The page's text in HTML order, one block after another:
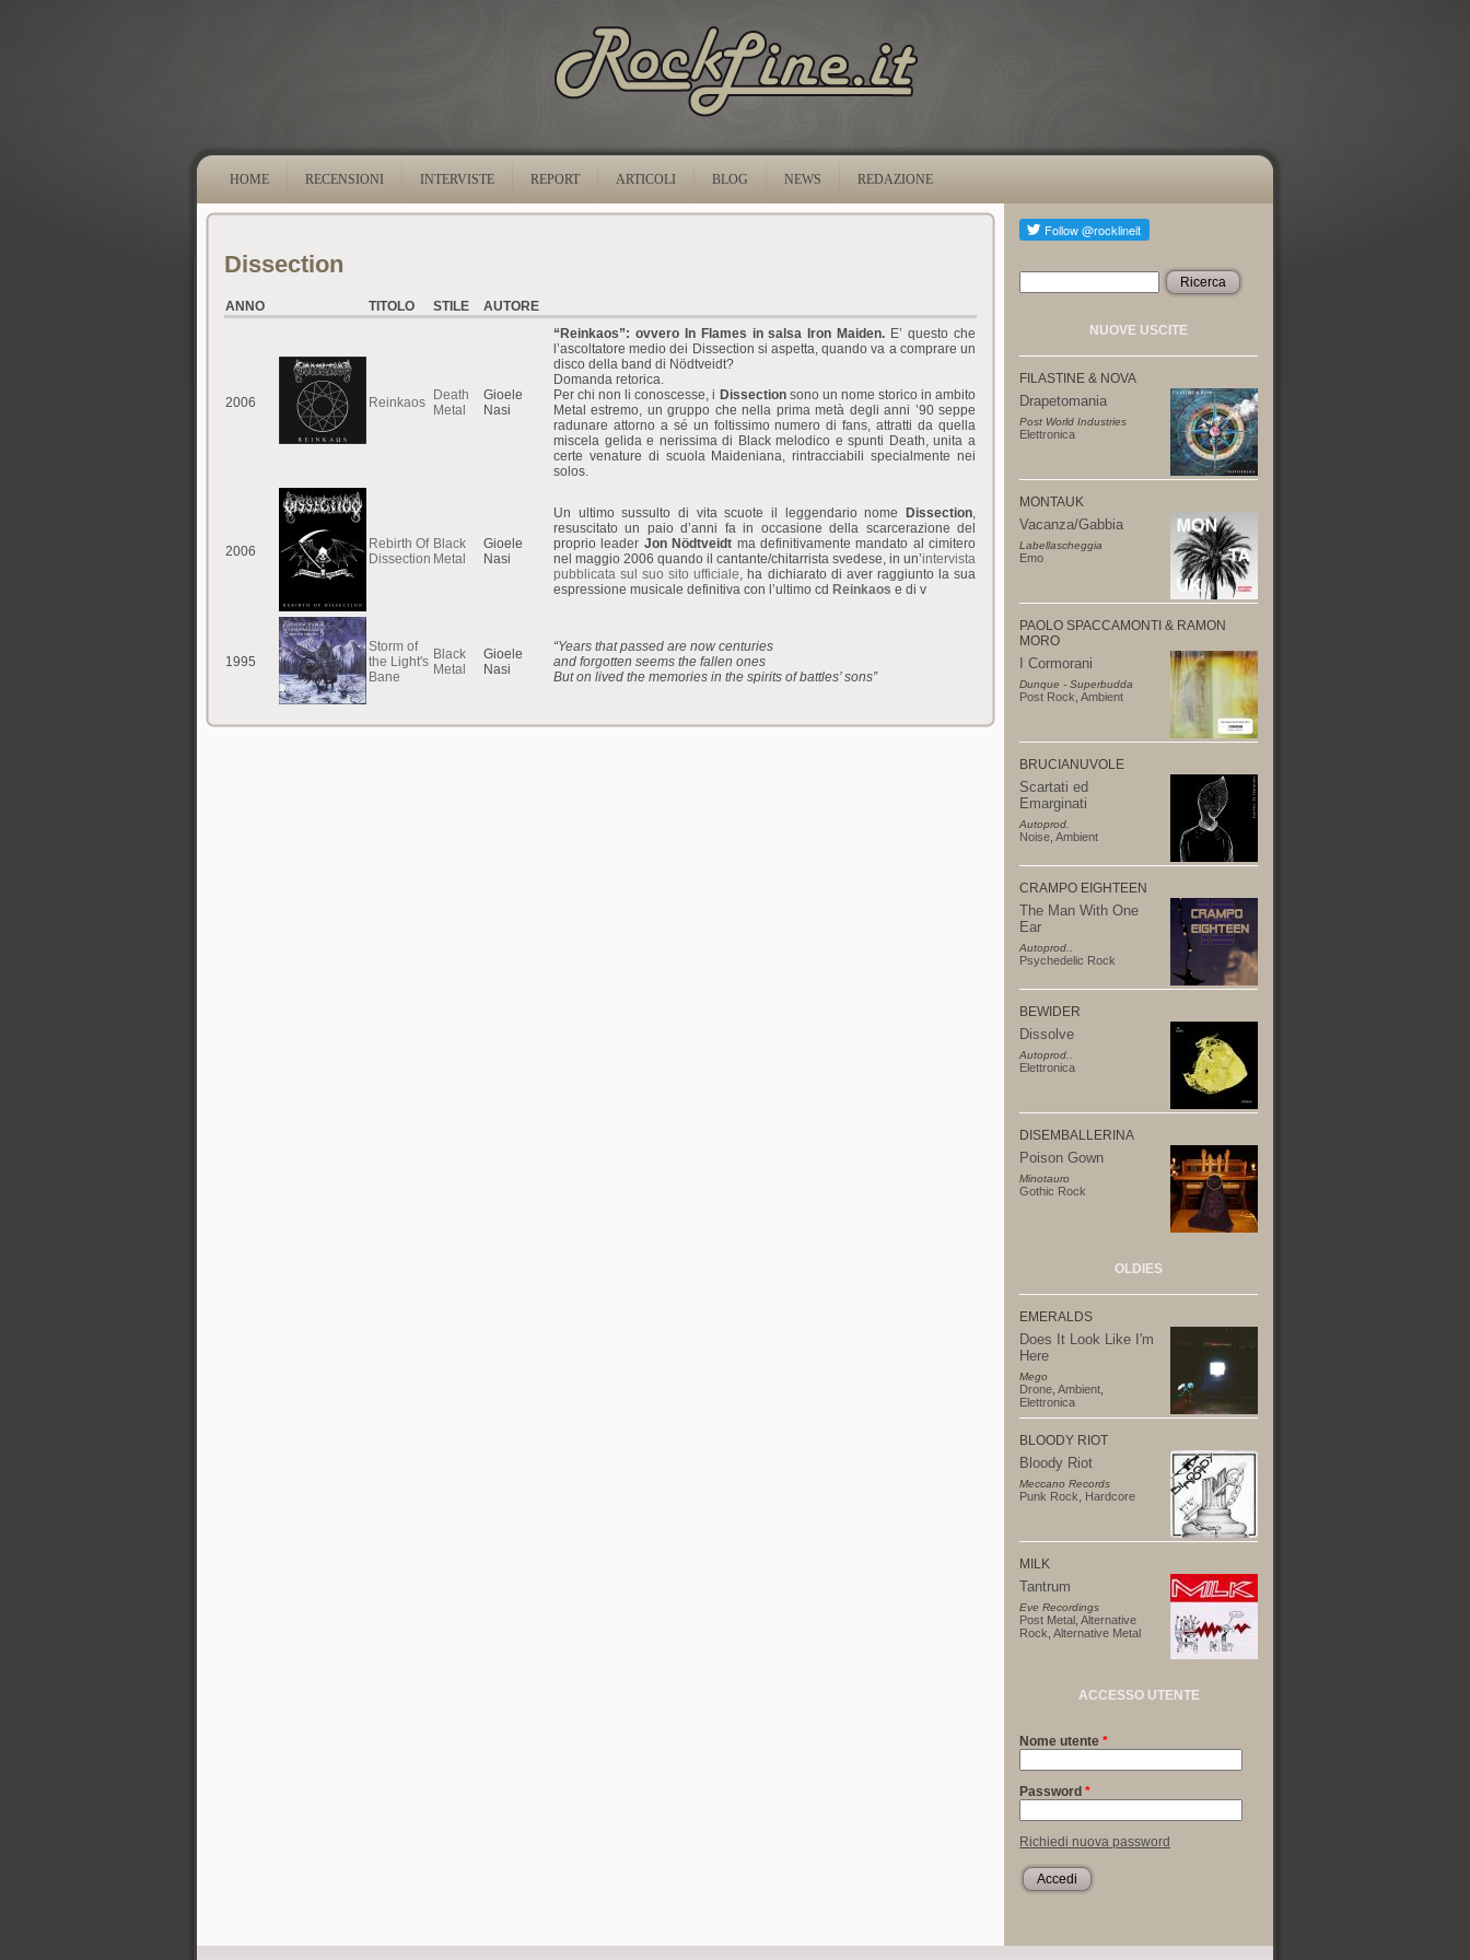
HOME RECENSIONI INTERVISTE REPORT ARTICOLI BLOG NEWS REDAZIONE
Dissection
ANNO TITOLO STILE AUTORE
2006 Reinkaos
Death
Metal
Gioele
Nasi
“Reinkaos”: ovvero In Flames in salsa Iron Maiden. E’ questo che
l’ascoltatore medio dei Dissection si aspetta, quando va a comprare un
disco della band di Nödtveidt?
Domanda retorica.
Per chi non li conoscesse, i Dissectionsono un nome storico in ambito
Metal estremo, un gruppo che nella prima metà degli anni ’90 seppe
radunare attorno a sé un foltissimo numero di fans, attratti da quella
miscela gelida e nerissima di Black melodico e spunti Death, unita a
certe venature di scuola Maideniana, rintracciabili specialmente nei
solos.
2006
Rebirth Of
Dissection
Black
Metal
Gioele
Nasi
Un ultimo sussulto di vita scuote il leggendario nome Dissection,
resuscitato un paio d’anni fa in occasione della scarcerazione del
proprio leader Jon Nödtveidt ma definitivamente mandato al cimitero
nel maggio 2006 quando il cantante/chitarrista svedese, in un’intervista
pubblicata sul suo sito ufficiale, ha dichiarato di aver raggiunto la sua
espressione musicale definitiva con l’ultimo cd Reinkaos e di v
1995
Storm of
the Light's
Bane
Black
Metal
Gioele
Nasi
“Years that passed are now centuries
and forgotten seems the fallen ones
But on lived the memories in the spirits of battles’ sons”
Form di ricerca
Ricerca
NUOVE USCITE
FILASTINE & NOVA
Drapetomania
Post World Industries
Elettronica
MONTAUK
Vacanza/Gabbia
Labellascheggia
Emo
PAOLO SPACCAMONTI & RAMON
MORO
I Cormorani
Dunque - Superbudda
Post Rock Ambient
BRUCIANUVOLE
Scartati ed
Emarginati
Autoprod.
Noise Ambient
CRAMPO EIGHTEEN
The Man With One
Ear
Autoprod..
Psychedelic Rock
BEWIDER
Dissolve
Autoprod..
Elettronica
DISEMBALLERINA
Poison Gown
Minotauro
Gothic Rock
OLDIES
EMERALDS
Does It Look Like I'm
Here
Mego
Drone Ambient
Elettronica
BLOODY RIOT
Bloody Riot
Meccano Records
Punk Rock Hardcore
MILK
Tantrum
Eve Recordings
Post Metal Alternative
Rock Alternative Metal
ACCESSO UTENTE
Nome utente *
Password *
Richiedi nuova password